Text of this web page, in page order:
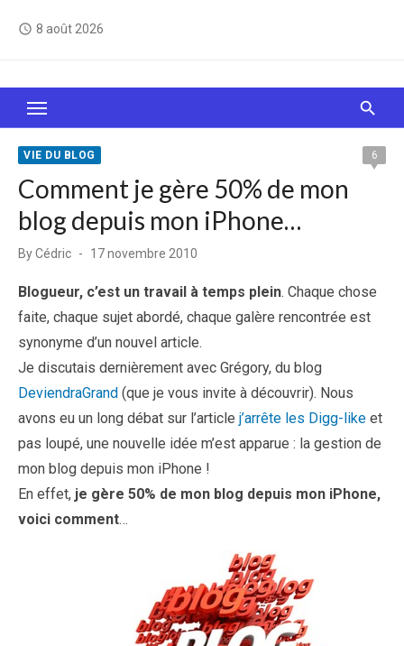
access_time 8 août 2026
Le Web, c'est comme une boîte de chocolats… On
sait jamais sur quoi on va tomber !
VIE DU BLOG 6
Comment je gère 50% de mon
blog depuis mon iPhone…
ByCédric
Posted
17 novembre 2010
Blogueur, c’est un travail à temps plein. Chaque chose
faite, chaque sujet abordé, chaque galère rencontrée est
synonyme d’un nouvel article.
Je discutais dernièrement avec Grégory, du blog
DeviendraGrand (que je vous invite à découvrir). Nous
avons eu un long débat sur l’article j’arrête les Digg-like et
pas loupé, une nouvelle idée m’est apparue : la gestion de
mon blog depuis mon iPhone !
En effet, je gère 50% de mon blog depuis mon iPhone,
voici comment…